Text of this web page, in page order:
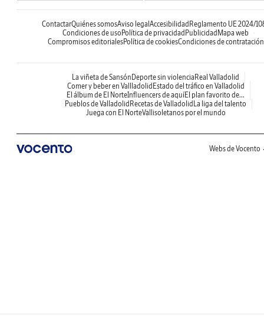
ContactarQuiénes somosAviso legal Accesibilidad Reglamento UE 2024/
Condiciones de uso Política de privacidad Publicidad Mapa web
Compromisos editorialesPolítica de cookiesCondiciones de contratación
La viñeta de Sansón Deporte sin violencia Real Valladolid
Comer y beber en Vallladolid Estado del tráfico en Valladolid
El álbum de El NorteInfluencers de aquíEl plan favorito de...
Pueblos de Valladolid Recetas de Valladolid La liga del talento
Juega con El NorteVallisoletanos por el mundo
Webs de Vocento